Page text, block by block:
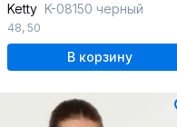
Ketty K-08150 черный
48, 50
В корзину